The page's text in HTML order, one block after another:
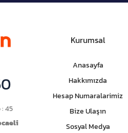
45
Kurumsal
Anasayfa
Hakkımızda
Hesap Numaralarimiz
Bize Ulaşın
Sosyal Medya